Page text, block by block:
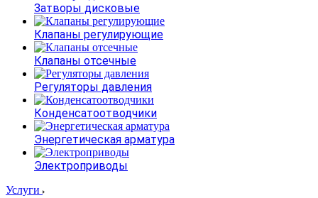
Затворы дисковые
Клапаны регулирующие
Клапаны отсечные
Регуляторы давления
Конденсатоотводчики
Энергетическая арматура
Электроприводы
Услуги